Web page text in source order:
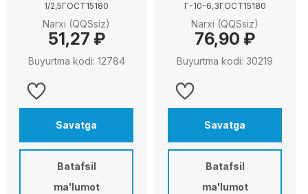
1/2,5ГОСТ15180
Narxi (QQSsiz)
51,27 ₽
Buyurtma kodi: 12784
Savatga
Batafsil
ma'lumot
Г-10-6,3ГОСТ15180
Narxi (QQSsiz)
76,90 ₽
Buyurtma kodi: 30219
Savatga
Batafsil
ma'lumot